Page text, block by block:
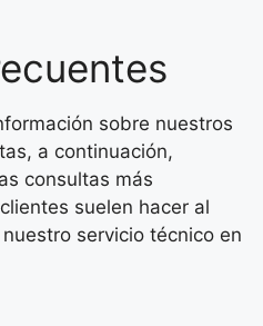
sobre nuestros
a continuación,
consultas más
suelen hacer al
servicio técnico en